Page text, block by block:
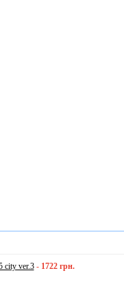
city ver.3- 1722 грн.